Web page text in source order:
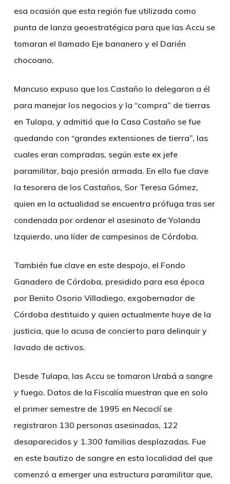
esa ocasión que esta región fue utilizada como
punta de lanza geoestratégica para que las Accu se
tomaran el llamado Eje bananero y el Darién
chocoano.
Mancuso expuso que los Castaño lo delegaron a él
para manejar los negocios y la “compra” de tierras
en Tulapa, y admitió que la Casa Castaño se fue
quedando con “grandes extensiones de tierra”, las
cuales eran compradas, según este ex jefe
paramilitar, bajo presión armada. En ello fue clave
la tesorera de los Castaños, Sor Teresa Gómez,
quien en la actualidad se encuentra prófuga tras ser
condenada por ordenar el asesinato de Yolanda
Izquierdo, una líder de campesinos de Córdoba.
También fue clave en este despojo, el Fondo
Ganadero de Córdoba, presidido para esa época
por Benito Osorio Villadiego, exgobernador de
Córdoba destituido y quien actualmente huye de la
justicia, que lo acusa de concierto para delinquir y
lavado de activos.
Desde Tulapa, las Accu se tomaron Urabá a sangre
y fuego. Datos de la Fiscalía muestran que en solo
el primer semestre de 1995 en Necoclí se
registraron 130 personas asesinadas, 122
desaparecidos y 1.300 familias desplazadas. Fue
en este bautizo de sangre en esta localidad del que
comenzó a emerger una estructura paramilitar que,